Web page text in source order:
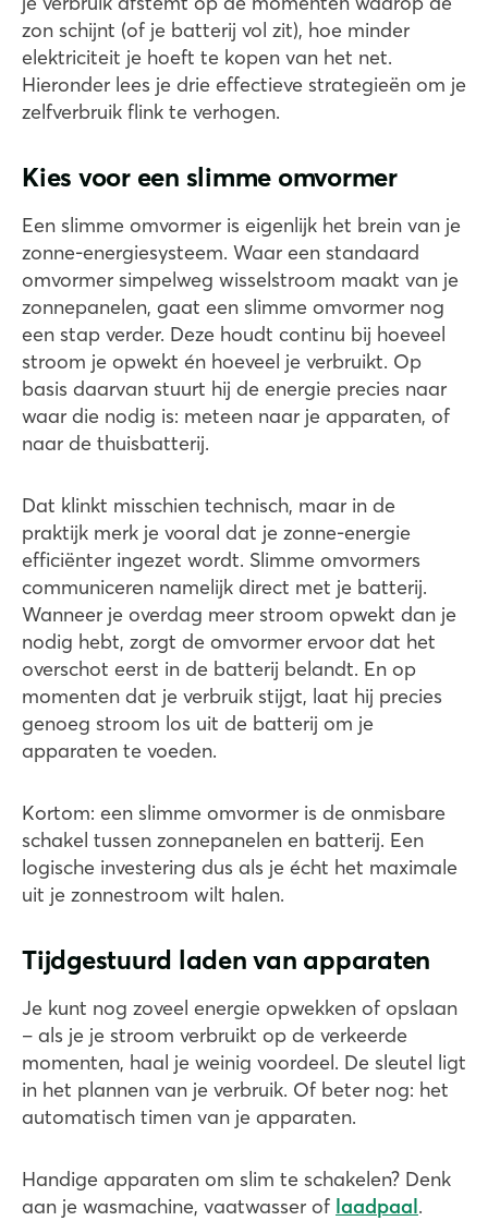
zon schijnt (of je batterij vol zit), hoe minder
elektriciteit je hoeft te kopen van het net.
Hieronder lees je drie effectieve strategieën om je
zelfverbruik flink te verhogen.
Kies voor een slimme omvormer
Een slimme omvormer is eigenlijk het brein van je
zonne-energiesysteem. Waar een standaard
omvormer simpelweg wisselstroom maakt van je
zonnepanelen, gaat een slimme omvormer nog
een stap verder. Deze houdt continu bij hoeveel
stroom je opwekt én hoeveel je verbruikt. Op
basis daarvan stuurt hij de energie precies naar
waar die nodig is: meteen naar je apparaten, of
naar de thuisbatterij.
Dat klinkt misschien technisch, maar in de
praktijk merk je vooral dat je zonne-energie
efficiënter ingezet wordt. Slimme omvormers
communiceren namelijk direct met je batterij.
Wanneer je overdag meer stroom opwekt dan je
nodig hebt, zorgt de omvormer ervoor dat het
overschot eerst in de batterij belandt. En op
momenten dat je verbruik stijgt, laat hij precies
genoeg stroom los uit de batterij om je
apparaten te voeden.
Kortom: een slimme omvormer is de onmisbare
schakel tussen zonnepanelen en batterij. Een
logische investering dus als je écht het maximale
uit je zonnestroom wilt halen.
Tijdgestuurd laden van apparaten
Je kunt nog zoveel energie opwekken of opslaan
– als je je stroom verbruikt op de verkeerde
momenten, haal je weinig voordeel. De sleutel ligt
in het plannen van je verbruik. Of beter nog: het
automatisch timen van je apparaten.
Handige apparaten om slim te schakelen? Denk
aan je wasmachine, vaatwasser of laadpaal.